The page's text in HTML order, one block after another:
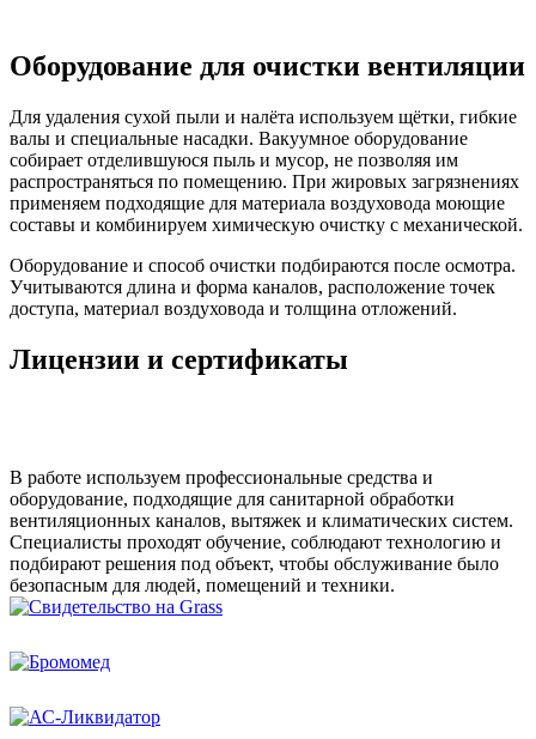
Оборудование для очистки вентиляции
Для удаления сухой пыли и налёта используем щётки, гибкие
валы и специальные насадки. Вакуумное оборудование
собирает отделившуюся пыль и мусор, не позволяя им
распространяться по помещению. При жировых загрязнениях
применяем подходящие для материала воздуховода моющие
составы и комбинируем химическую очистку с механической.
Оборудование и способ очистки подбираются после осмотра.
Учитываются длина и форма каналов, расположение точек
доступа, материал воздуховода и толщина отложений.
Лицензии и сертификаты
В работе используем профессиональные средства и
оборудование, подходящие для санитарной обработки
вентиляционных каналов, вытяжек и климатических систем.
Специалисты проходят обучение, соблюдают технологию и
подбирают решения под объект, чтобы обслуживание было
безопасным для людей, помещений и техники.